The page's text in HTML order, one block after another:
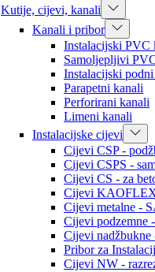
Kutije, cijevi, kanali
Kanali i pribor
Instalacijski PVC
Samoljepljivi
Instalacijski
Parapetni kanali
Perforirani kanali
Limeni kanali
Instalacijske cijevi
Cijevi CSP -
Cijevi CSPS -
Cijevi CS - za
Cijevi
Cijevi metalne -
Cijevi
Cijevi nadžbukne
Pribor za
Cijevi NW -